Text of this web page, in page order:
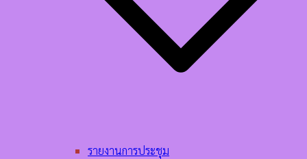
รายงานการประชุม